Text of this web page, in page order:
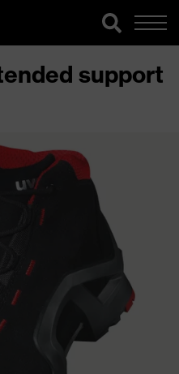
support